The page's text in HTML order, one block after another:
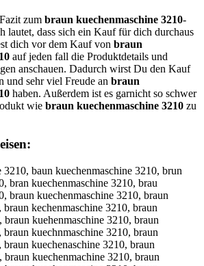
zum braun kuechenmaschine 3210-
lautet, dass sich ein Kauf für dich durchaus
dich vor dem Kauf von braun
auf jeden fall die Produktdetails und
anschauen. Dadurch wirst Du den Kauf
und sehr viel Freude an braun
haben. Außerdem ist es garnicht so schwer
wie braun kuechenmaschine 3210 zu
braun kuevhenmaschine 3210, braun kuecbenmaschine 3210, braun kuecgenmaschine 3210, braun kuectenmaschine 3210, braun kuecyenmaschine 3210, braun kuecuenmaschine 3210, braun kuecjenmaschine 3210, braun kuecmenmaschine 3210, braun kuecnenmaschine 3210, braun kuechwnmaschine 3210, braun kuechsnmaschine 3210, braun kuechdnmaschine 3210, braun kuechfnmaschine 3210, braun kuechrnmaschine 3210, braun kuech3nmaschine 3210, braun kuech4nmaschine 3210, braun kueche maschine 3210, braun kuechebmaschine 3210, braun kuechegmaschine 3210, braun kuechehmaschine 3210, braun kuechejmaschine 3210, braun kuechemmaschine 3210, braun kuechen aschine 3210, braun kuechennaschine 3210, braun kuechenhaschine 3210, braun kuechenjaschine 3210, braun kuechenkaschine 3210, braun kuechenlaschine 3210, braun kuechenmqschine 3210, braun kuechenmwschine 3210, braun kuechenmzschine 3210, braun kuechenmxschine 3210, braun kuechenmaqchine 3210, braun kuechenmawchine 3210, braun kuechenmaechine 3210, braun kuechenmazchine 3210, braun kuechenmaxchine 3210, braun kuechenmacchine 3210, braun kuechenmas hine 3210, braun kuechenmasxhine 3210, braun kuechenmasshine 3210, braun kuechenmasdhine 3210, braun kuechenmasfhine 3210, braun kuechenmasvhine 3210, braun kuechenmascbine 3210, braun kuechenmascgine 3210, braun kuechenmasctine 3210, braun kuechenmascyine 3210, braun kuechenmascuine 3210, braun kuechenmascjine 3210, braun kuechenmascmine 3210, braun kuechenmascnine 3210, braun kuechenmaschune 3210, braun kuechenmaschjne 3210, braun kuechenmaschkne 3210, braun kuechenmaschlne 3210, braun kuechenmaschone 3210, braun kuechenmasch8ne 3210, braun kuechenmasch9ne 3210, braun kuechenmaschi e 3210, braun kuechenmaschibe 3210, braun kuechenmaschige 3210, braun kuechenmaschihe 3210, braun kuechenmaschije 3210, braun kuechenmaschime 3210, braun kuechenmaschinw 3210, braun kuechenmaschins 3210, braun kuechenmaschind 3210, braun kuechenmaschinf 3210, braun kuechenmaschinr 3210, braun kuechenmaschin3 3210, braun kuechenmaschin4 3210, braun kuechenmaschine w210, braun kuechenmaschine e210, braun kuechenmaschine r210, braun kuechenmaschine 3q10, braun kuechenmaschine 3w10, braun kuechenmaschine 3e10, braun kuechenmaschine 32q0, braun kuechenmaschine 32w0, braun kuechenmaschine 321o, braun kuechenmaschine 321p, braun kuechenmaschine 3210, b raun kuechenmaschine 3210, vbraun kuechenmaschine 3210, bvraun kuechenmaschine 3210, fbraun kuechenmaschine 3210, bfraun kuechenmaschine 3210, gbraun kuechenmaschine 3210, bgraun kuechenmaschine 3210, hbraun kuechenmaschine 3210, bhraun kuechenmaschine 3210, nbraun kuechenmaschine 3210, bnraun kuechenmaschine 3210, beraun kuechenmaschine 3210, breaun kuechenmaschine 3210, bdraun kuechenmaschine 3210, brdaun kuechenmaschine 3210, brfaun kuechenmaschine 3210, brgaun kuechenmaschine 3210, btraun kuechenmaschine 3210, brtaun kuechenmaschine 3210, b4raun kuechenmaschine 3210, br4aun kuechenmaschine 3210, b5raun kuechenmaschine 3210, br5aun kuechenmaschine 3210, brqaun kuechenmaschine 3210, braqun kuechenmaschine 3210, brwaun kuechenmaschine 3210, brawun kuechenmaschine 3210, brzaun kuechenmaschine 3210, brazun kuechenmaschine 3210, brxaun kuechenmaschine 3210, braxun kuechenmaschine 3210, brayun kuechenmaschine 3210, brauyn kuechenmaschine 3210, brahun kuechenmaschine 3210, brauhn kuechenmaschine 3210, brajun kuechenmaschine 3210, braujn kuechenmaschine 3210, brakun kuechenmaschine 3210, braukn kuechenmaschine 3210, braiun kuechenmaschine 3210, brauin kuechenmaschine 3210, bra7un kuechenmaschine 3210, brau7n kuechenmaschine 3210, bra8un kuechenmaschine 3210, brau8n kuechenmaschine 3210, brau n kuechenmaschine 3210, braun kuechenmaschine 3210, braubn kuechenmaschine 3210, braunb kuechenmaschine 3210, braugn kuechenmaschine 3210, braung kuechenmaschine 3210, braunh kuechenmaschine 3210, braunj kuechenmaschine 3210, braumn kuechenmaschine 3210, braunm kuechenmaschine 3210, braun ukuechenmaschine 3210, braun jkuechenmaschine 3210, braun kjuechenmaschine 3210, braun mkuechenmaschine 3210, braun kmuechenmaschine 3210, braun lkuechenmaschine 3210, braun kluechenmaschine 3210, braun okuechenmaschine 3210, braun kouechenmaschine 3210, braun kyuechenmaschine 3210, braun kuyechenmaschine 3210, braun khuechenmaschine 3210, braun kuhechenmaschine 3210, braun kujechenmaschine 3210, braun kukechenmaschine 3210, braun kiuechenmaschine 3210, braun kuiechenmaschine 3210, braun k7uechenmaschine 3210, braun ku7echenmaschine 3210, braun k8uechenmaschine 3210, braun ku8echenmaschine 3210, braun kuwechenmaschine 3210, braun kuewchenmaschine 3210, braun kusechenmaschine 3210, braun kueschenmaschine 3210, braun kudechenmaschine 3210, braun kuedchenmaschine 3210, braun kufechenmaschine 3210, braun kuefchenmaschine 3210, braun kurechenmaschine 3210, braun kuerchenmaschine 3210, braun ku3echenmaschine 3210, braun kue3chenmaschine 3210, braun ku4echenmaschine 3210, braun kue4chenmaschine 3210, braun kue chenmaschine 3210, braun kuec henmaschine 3210, braun kuexchenmaschine 3210, braun kuecxhenmaschine 3210, braun kuecshenmaschine 3210, braun kuecdhenmaschine 3210, braun kuecfhenmaschine 3210, braun kuevchenmaschine 3210, braun kuecvhenmaschine 3210, braun kuecbhenmaschine 3210, braun kuechbenmaschine 3210, braun kuecghenmaschine 3210, braun kuechgenmaschine 3210, braun kuecthenmaschine 3210, braun kuechtenmaschine 3210, braun kuecyhenmaschine 3210, braun kuechyenmaschine 3210, braun kuecuhenmaschine 3210, braun kuechuenmaschine 3210, braun kuecjhenmaschine 3210, braun kuechjenmaschine 3210, braun kuecmhenmaschine 3210, braun kuechmenmaschine 3210, braun kuecnhenmaschine 3210, braun kuechnenmaschine 3210, braun kuechwenmaschine 3210, braun kuechewnmaschine 3210, braun kuechsenmaschine 3210, braun kuechesnmaschine 3210, braun kuechdenmaschine 3210, braun kuechednmaschine 3210, braun kuechfenmaschine 3210, braun kuechefnmaschine 3210, braun kuechrenmaschine 3210, braun kuechernmaschine 3210, braun kuech3enmaschine 3210, braun kueche3nmaschine 3210, braun kuech4enmaschine 3210, braun kueche4nmaschine 3210, braun kueche nmaschine 3210, braun kuechen maschine 3210, braun kuechebnmaschine 3210, braun kuechenbmaschine 3210, braun kuechegnmaschine 3210, braun kuechengmaschine 3210, braun kuechehnmaschine 3210, braun kuechenhmaschine 3210, braun kuechejnmaschine 3210, braun kuechenjmaschine 3210, braun